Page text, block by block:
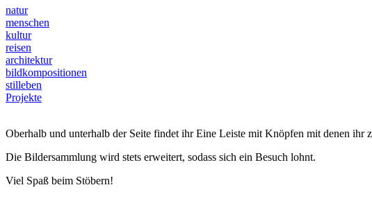
natur
menschen
kultur
reisen
architektur
bildkompositionen
stilleben
Projekte
Oberhalb und unterhalb der Seite findet ihr Eine Leiste mit Knöpfen mit denen
Die Bildersammlung wird stets erweitert, sodass sich ein Besuch lohnt.
Viel Spaß beim Stöbern!